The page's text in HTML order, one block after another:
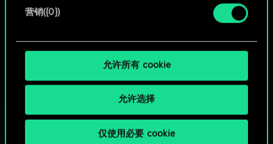
营销({0})
允许所有 cookie
允许选择
仅使用必要 cookie